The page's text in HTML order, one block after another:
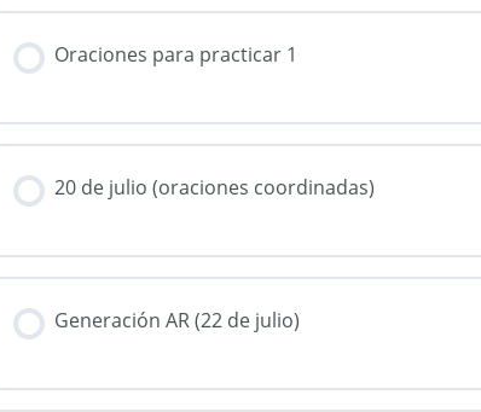
Oraciones para practicar 1
20 de julio (oraciones coordinadas)
Generación AR (22 de julio)